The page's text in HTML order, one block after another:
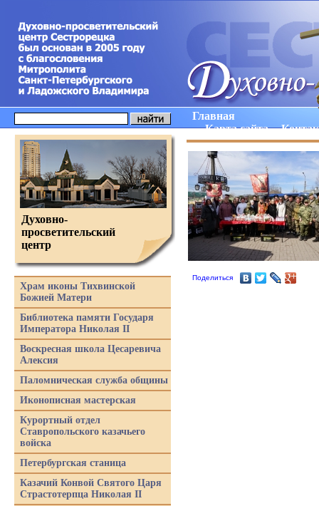
Главная
Карта сайта
Поделиться
Духовно-
просветительский
центр
Храм иконы Тихвинской
Божией Матери
Библиотека памяти Государя
Императора Николая II
Воскресная школа Цесаревича
Алексия
Паломническая служба общины
Иконописная мастерская
Курортный отдел
Ставропольского казачьего
войска
Петербургская станица
Казачий Конвой Святого Царя
Страстотерпца Николая II